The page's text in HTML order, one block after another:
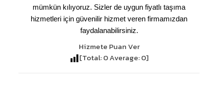
mümkün kılıyoruz. Sizler de uygun fiyatlı taşıma
hizmetleri için güvenilir hizmet veren firmamızdan
faydalanabilirsiniz.
Hizmete Puan Ver
[Total:0Average:0]